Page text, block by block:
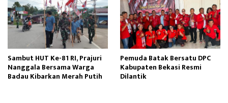
Sambut HUT Ke-81 RI, Prajuri
Nanggala Bersama Warga
Badau Kibarkan Merah Putih
Pemuda Batak Bersatu DPC
Kabupaten Bekasi Resmi
Dilantik